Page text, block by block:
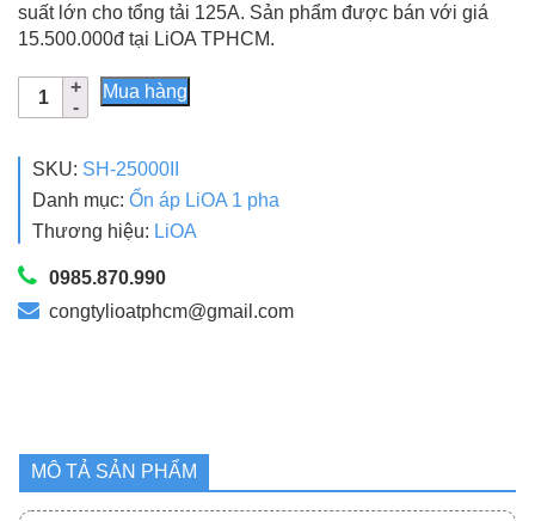
là:
21.550.000₫.
tại
suất lớn cho tổng tải 125A. Sản phẩm được bán với giá
15.500.000đ tại LiOA TPHCM.
Ổn
áp
25KVA
SH-
25000II
Chính
Hãng
Thế
Hệ
Mua hàng
SKU: SH-25000II
Danh mục: Ổn áp LiOA 1 pha
Thương hiệu: LiOA
0985.870.990
congtylioatphcm@gmail.com
MÔ TẢ SẢN PHẨM